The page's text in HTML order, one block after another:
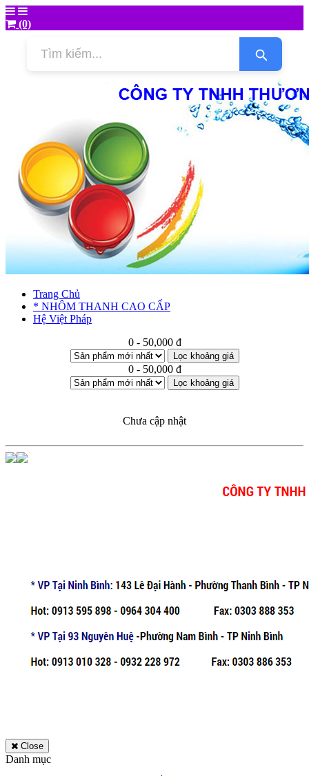
(0)
Trang Chủ
* NHÔM THANH CAO CẤP
Hệ Việt Pháp
0 - 50,000 đ
Lọc khoảng giá
0 - 50,000 đ
Lọc khoảng giá
Chưa cập nhật
Close
Danh mục